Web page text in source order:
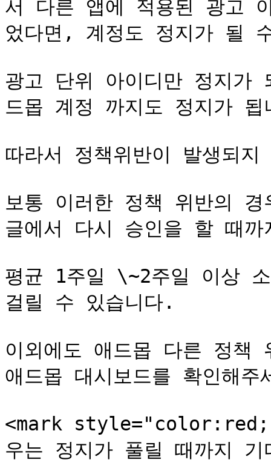
서 다른 앱에 적용된 광고
었다면, 계정도 정지가 될
광고 단위 아이디만 정지
드몹 계정 까지도 정지가 됩
따라서 정책위반이 발생되
보통 이러한 정책 위반의
글에서 다시 승인을 할 때
평균 1주일 \~2주일 이상
걸릴 수 있습니다.
이외에도 애드몹 다른 정책
애드몹 대시보드를 확인해주
<mark
우는 정지가 풀릴 때까지